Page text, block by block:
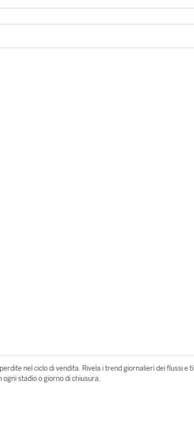
nel ciclo di vendita. Rivela i trend giornalieri dei flussi e ti
stadio o giorno di chiusura.